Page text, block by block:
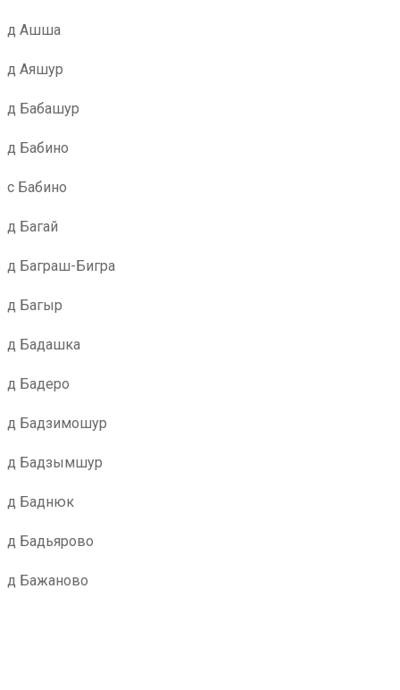
д Ашша
д Аяшур
д Бабашур
д Бабино
с Бабино
д Багай
д Баграш-Бигра
д Багыр
д Бадашка
д Бадеро
д Бадзимошур
д Бадзымшур
д Баднюк
д Бадьярово
д Бажаново